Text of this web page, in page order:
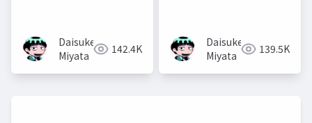
Daisuke
Miyata
142.4K
Daisuke
Miyata
139.5K